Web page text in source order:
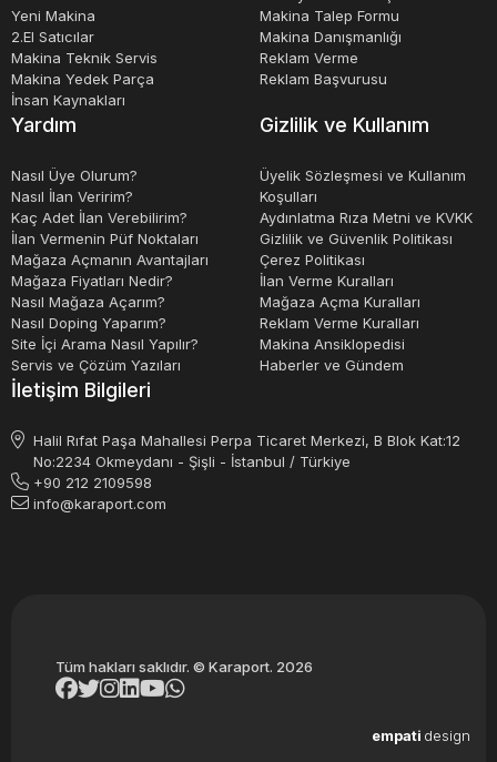
Yeni Makina
2.El Satıcılar
Makina Teknik Servis
Makina Yedek Parça
İnsan Kaynakları
Makina Talep Formu
Makina Danışmanlığı
Reklam Verme
Reklam Başvurusu
Yardım
Nasıl Üye Olurum?
Nasıl İlan Veririm?
Kaç Adet İlan Verebilirim?
İlan Vermenin Püf Noktaları
Mağaza Açmanın Avantajları
Mağaza Fiyatları Nedir?
Nasıl Mağaza Açarım?
Nasıl Doping Yaparım?
Site İçi Arama Nasıl Yapılır?
Servis ve Çözüm Yazıları
Gizlilik ve Kullanım
Üyelik Sözleşmesi ve Kullanım
Koşulları
Aydınlatma Rıza Metni ve KVKK
Gizlilik ve Güvenlik Politikası
Çerez Politikası
İlan Verme Kuralları
Mağaza Açma Kuralları
Reklam Verme Kuralları
Makina Ansiklopedisi
Haberler ve Gündem
İletişim Bilgileri
Halil Rıfat Paşa Mahallesi Perpa Ticaret Merkezi, B Blok Kat:12
No:2234 Okmeydanı - Şişli - İstanbul / Türkiye
+90 212 2109598
info@karaport.com
Tüm hakları saklıdır. © Karaport. 2026
empati design